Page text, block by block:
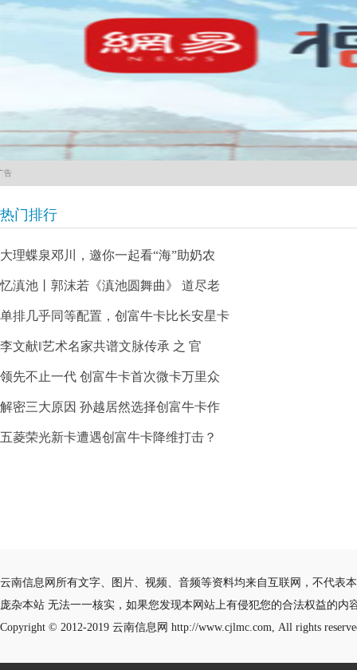
告
热门排行
大理蝶泉邓川，邀你一起看“海”助奶农
忆滇池丨郭沫若《滇池圆舞曲》 道尽老
单排几乎同等配置，创富牛卡比长安星卡
李文献‖艺术名家共谱文脉传承 之 官
领先不止一代 创富牛卡首次微卡万里众
解密三大原因 孙越居然选择创富牛卡作
五菱荣光新卡遭遇创富牛卡降维打击？
云南信息网所有文字、图片、视频、音频等资料均来自互联网，不代表
庞杂本站 无法一一核实，如果您发现本网站上有侵犯您的合法权益的内
Copyright © 2012-2019 云南信息网 http://www.cjlmc.com, All rights